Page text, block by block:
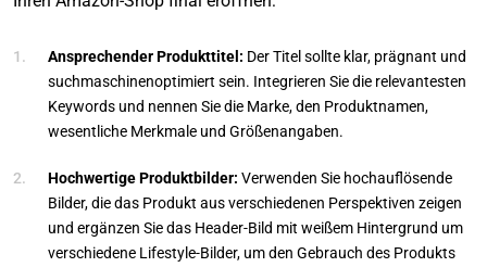
Ansprechender Produkttitel: Der Titel sollte klar, prägnant und
suchmaschinenoptimiert sein. Integrieren Sie die relevantesten
Keywords und nennen Sie die Marke, den Produktnamen,
wesentliche Merkmale und Größenangaben.
Hochwertige Produktbilder: Verwenden Sie hochauflösende
Bilder, die das Produkt aus verschiedenen Perspektiven zeigen
und ergänzen Sie das Header-Bild mit weißem Hintergrund um
verschiedene Lifestyle-Bilder, um den Gebrauch des Produkts